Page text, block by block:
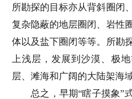
所勘探的目标亦从背斜圈闭
复杂隐蔽的地层圈闭、岩性
体以及盐下圈闭等等。所勘
上浅层，发展到沙漠、极
层、滩海和广阔的大陆架海
总之，早期“瞎子摸象”